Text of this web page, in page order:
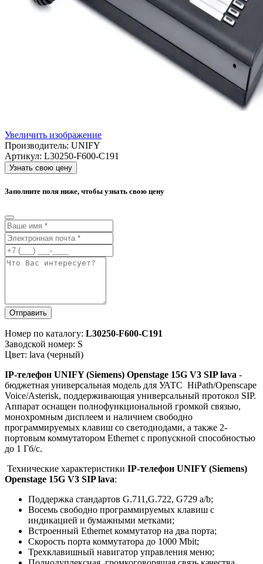
Увеличить изображение
Производитель: UNIFY
Артикул: L30250-F600-C191
Узнать свою цену
Заполните поля ниже, чтобы узнать свою цену
Отправить
Номер по каталогу: L30250-F600-C191
Заводской номер: S
Цвет: lava (черный)
IP-телефон UNIFY (Siemens) Openstage 15G V3 SIP lava -
бюджетная универсальная модель для УАТС HiPath/Openscape
Voice/Asterisk, поддерживающая универсальный протокол SIP.
Аппарат оснащен полнофункциональной громкой связью,
монохромным дисплеем и наличием свободно
программируемых клавиш со светодиодами, а также 2-
портовым коммутатором Ethernet с пропускной способностью
до 1 Гб/с.
Технические характеристики IP-телефон UNIFY (Siemens)
Openstage 15G V3 SIP lava:
Поддержка стандартов G.711,G.722, G729 a/b;
Восемь свободно программируемых клавиш с
индикацией и бумажными метками;
Встроенный Ethernet коммутатор на два порта;
Скорость порта коммутатора до 1000 Mbit;
Трехклавишный навигатор управления меню;